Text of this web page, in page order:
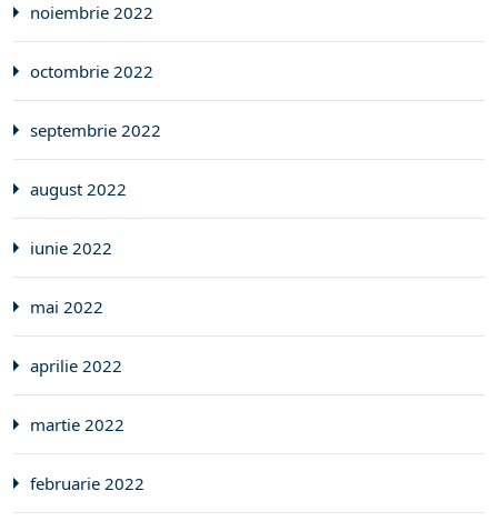
noiembrie 2022
octombrie 2022
septembrie 2022
august 2022
iunie 2022
mai 2022
aprilie 2022
martie 2022
februarie 2022